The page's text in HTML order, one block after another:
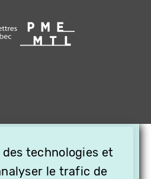
technologies et
le trafic de
VIDÉO EN
VOS